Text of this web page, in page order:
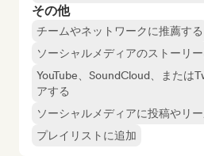
その他
チームやネットワークに推薦する
ソーシャルメディアのストーリ
YouTube、SoundCloud、または
アする
ソーシャルメディアに投稿やリ
プレイリストに追加